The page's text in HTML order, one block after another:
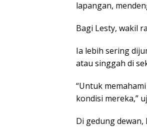
lapangan,
Bagi Lesty, wakil
Ia lebih sering
atau singgah di
“Untuk
kondisi mereka,”
Di gedung dewan,